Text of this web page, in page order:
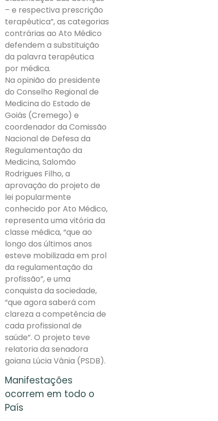
– e respectiva prescrição
terapêutica”, as categorias
contrárias ao Ato Médico
defendem a substituição
da palavra terapêutica
por médica.
Na opinião do presidente
do Conselho Regional de
Medicina do Estado de
Goiás (Cremego) e
coordenador da Comissão
Nacional de Defesa da
Regulamentação da
Medicina, Salomão
Rodrigues Filho, a
aprovação do projeto de
lei popularmente
conhecido por Ato Médico,
representa uma vitória da
classe médica, “que ao
longo dos últimos anos
esteve mobilizada em prol
da regulamentação da
profissão”, e uma
conquista da sociedade,
“que agora saberá com
clareza a competência de
cada profissional de
saúde”. O projeto teve
relatoria da senadora
goiana Lúcia Vânia (PSDB).
Manifestações
ocorrem em todo o
País